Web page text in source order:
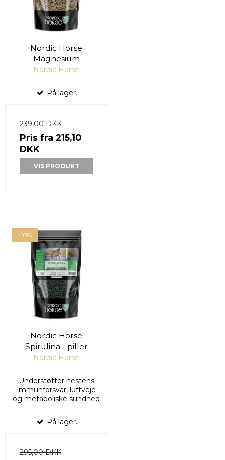
Nordic Horse
Magnesium
Nordic Horse
På lager.
239,00 DKK
Pris fra 215,10
DKK
VIS PRODUKT
-10%
Nordic Horse
Spirulina - piller
Nordic Horse
Understøtter hestens
immunforsvar, luftveje
og metaboliske sundhed
På lager.
295,00 DKK